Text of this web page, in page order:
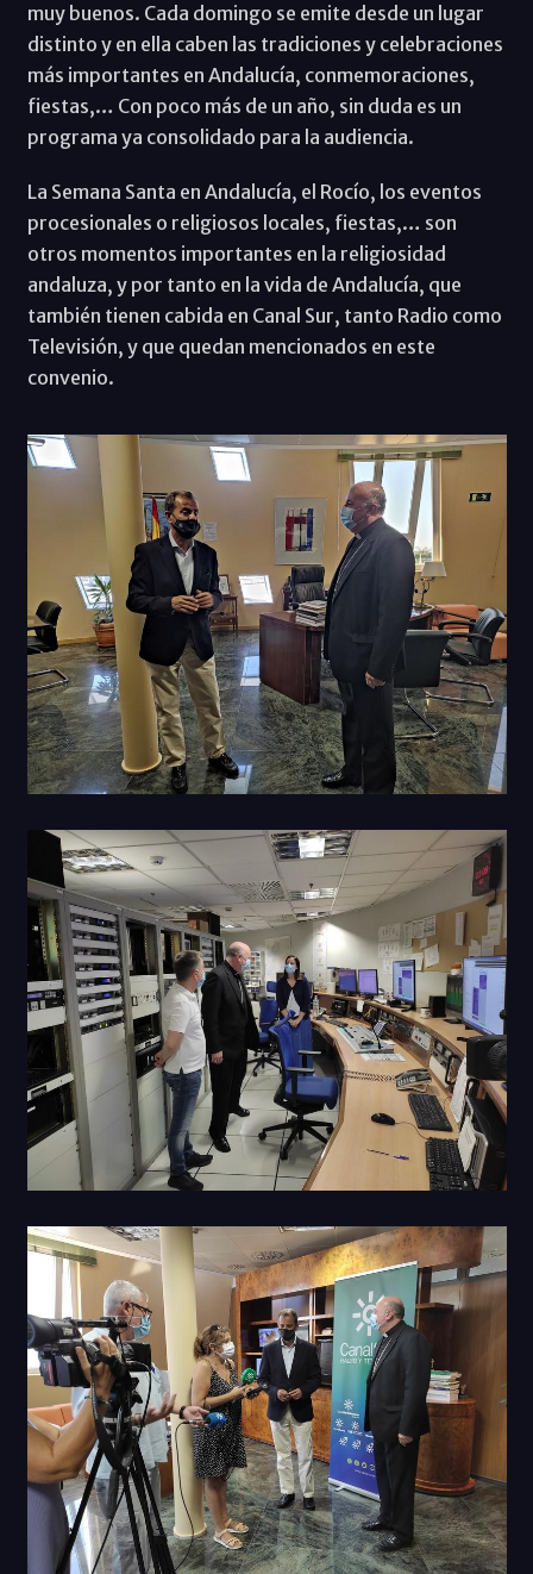
muy buenos. Cada domingo se emite desde un lugar
distinto y en ella caben las tradiciones y celebraciones
más importantes en Andalucía, conmemoraciones,
fiestas,… Con poco más de un año, sin duda es un
programa ya consolidado para la audiencia.
La Semana Santa en Andalucía, el Rocío, los eventos
procesionales o religiosos locales, fiestas,… son
otros momentos importantes en la religiosidad
andaluza, y por tanto en la vida de Andalucía, que
también tienen cabida en Canal Sur, tanto Radio como
Televisión, y que quedan mencionados en este
convenio.